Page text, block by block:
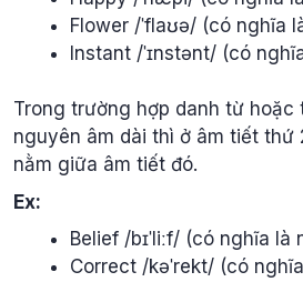
Flower /ˈflaʊə/ (có nghĩa
Instant /ˈɪnstənt/ (có
Trong trường hợp danh từ
nguyên âm dài thì ở âm tiết thứ
nằm giữa âm tiết đó.
Ex:
Belief /bɪˈliːf/ (có nghĩa là
Correct /kəˈrekt/ (có